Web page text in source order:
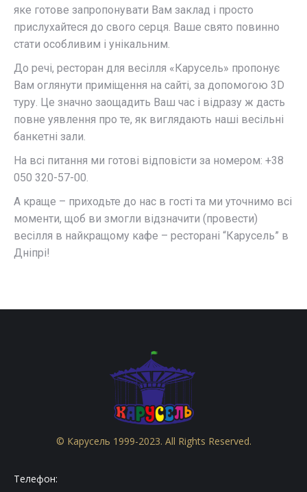
яке готове запропонувати Вам заклад і просто
прислухайтеся до свого серця. Ваше свято повинно
стати особливим і унікальним.
До речі, ресторан для весілля «Карусель» пропонує
Вам оглянути приміщення на сайті, за допомогою 3D
туру. Це значно заощадить Ваш час і відразу ж дасть
повне уявлення про те, як виглядають наші весільні
банкетні зали.
На всі питання ми готові відповісти за номером: +38
050 320-57-00.
А краще – приходьте до нас в гості та ми уточнимо всі
моменти, щоб ви змогли відзначити (провести)
весілля в найкращому кафе – ресторані “Карусель” в
Дніпрі!
© Карусель 1999-2023. All Rights Reserved.
Телефон: